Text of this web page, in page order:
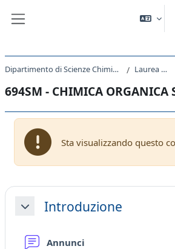
Dipartimento di Scienze Chimiche e Farmaceutiche Laurea Magistrale
694SM - CHIMICA ORGANICA
Sta visualizzando questo
Schema della sezione
MinimizzaIntroduzione
Annunci